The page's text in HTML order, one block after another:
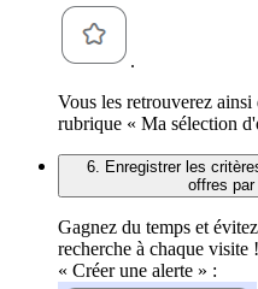
.
Vous les retrouverez ainsi
rubrique « Ma sélection
6. Enregistrer les
offres par
Gagnez du temps et
recherche à chaque
« Créer une alerte » :